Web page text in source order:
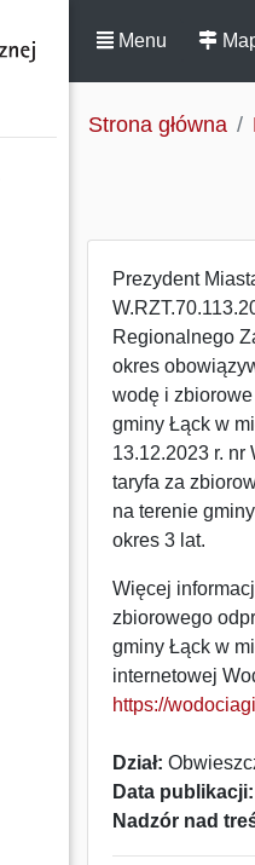
Menu
Strona główna
Prezydent
Regionalnego
okres
wodę i
gminy Łąck w
13.12.2023 r. nr
taryfa za
na terenie
okres 3 lat.
Więcej
zbiorowego
gminy Łąck w
internetowej
https://
Dział:
Data publikacji:
Nadzór nad